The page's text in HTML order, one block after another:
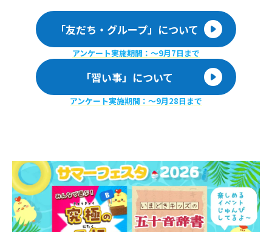
「友だち・グループ」について
アンケート実施期間：〜9月7日まで
「習い事」について
アンケート実施期間：〜9月28日まで